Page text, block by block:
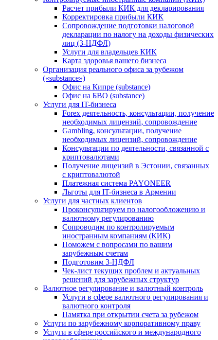
Расчет прибыли КИК для декларирования
Корректировка прибыли КИК
Сопровождение подготовки налоговой
декларации по налогу на доходы физических
лиц (3-НДФЛ)
Услуги для владельцев КИК
Карта здоровья вашего бизнеса
Организация реального офиса за рубежом
(«substance»)
Офис на Кипре (substance)
Офис на БВО (substance)
Услуги для IT-бизнеса
Forex деятельность, консультации, получение
необходимых лицензий, сопровождение
Gambling, консультации, получение
необходимых лицензий, сопровождение
Консультации по деятельности, связанной с
криптовалютами
Получение лицензий в Эстонии, связанных
с криптовалютой
Платежная система PAYONEER
Льготы для IT-бизнеса в Армении
Услуги для частных клиентов
Проконсультируем по налогообложению и
валютному регулированию
Сопроводим по контролируемым
иностранным компаниям (КИК)
Поможем с вопросами по вашим
зарубежным счетам
Подготовим 3-НДФЛ
Чек-лист текущих проблем и актуальных
решений для зарубежных структур
Валютное регулирование и валютный контроль
Услуги в сфере валютного регулирования и
валютного контроля
Памятка при открытии счета за рубежом
Услуги по зарубежному корпоративному праву
Услуги в сфере российского и международного